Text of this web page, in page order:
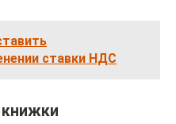
ставки НДС
книжки